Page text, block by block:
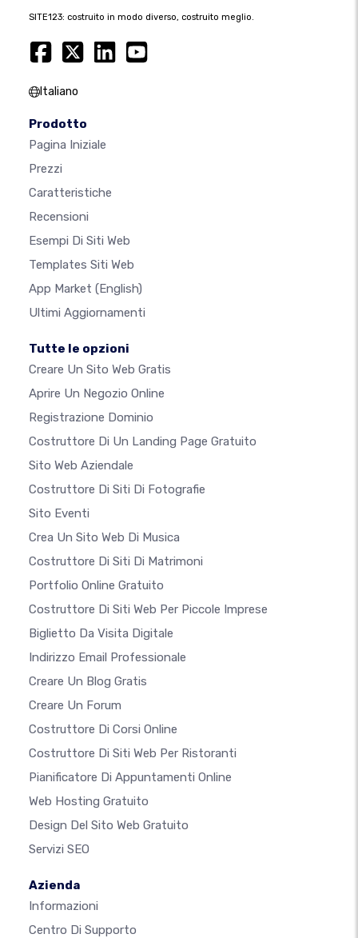
SITE123: costruito in modo diverso, costruito meglio.
Italiano
Prodotto
Pagina Iniziale
Prezzi
Caratteristiche
Recensioni
Esempi Di Siti Web
Templates Siti Web
App Market (English)
Ultimi Aggiornamenti
Tutte le opzioni
Creare Un Sito Web Gratis
Aprire Un Negozio Online
Registrazione Dominio
Costruttore Di Un Landing Page Gratuito
Sito Web Aziendale
Costruttore Di Siti Di Fotografie
Sito Eventi
Crea Un Sito Web Di Musica
Costruttore Di Siti Di Matrimoni
Portfolio Online Gratuito
Costruttore Di Siti Web Per Piccole Imprese
Biglietto Da Visita Digitale
Indirizzo Email Professionale
Creare Un Blog Gratis
Creare Un Forum
Costruttore Di Corsi Online
Costruttore Di Siti Web Per Ristoranti
Pianificatore Di Appuntamenti Online
Web Hosting Gratuito
Design Del Sito Web Gratuito
Servizi SEO
Azienda
Informazioni
Centro Di Supporto